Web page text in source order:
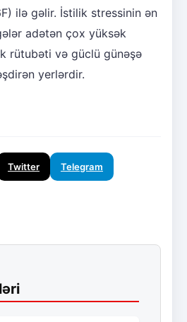
ilə gəlir. İstilik stressinin ən
adətən çox yüksək
rütubəti və güclü günəşə
yerlərdir.
Twitter Telegram